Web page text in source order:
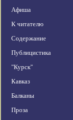
Афиша
К читателю
Содержание
Публицистика
"Курск"
Кавказ
Балканы
Проза